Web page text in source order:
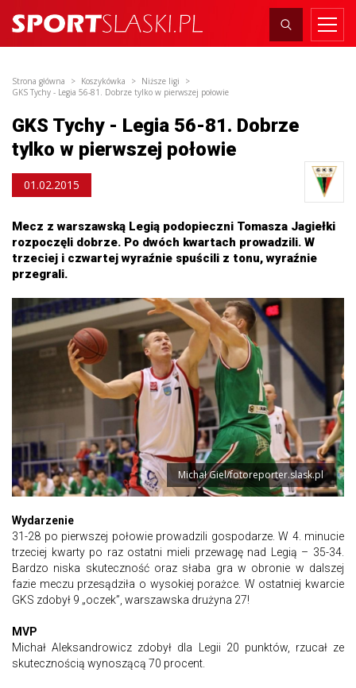
Strona główna Koszykówka
Niższe ligi
GKS Tychy - Legia 56-81. Dobrze tylko w pierwszej połowie
GKS Tychy - Legia 56-81. Dobrze
tylko w pierwszej połowie
01.02.2015
Mecz z warszawską Legią podopieczni Tomasza Jagiełki
rozpoczęli dobrze. Po dwóch kwartach prowadzili. W
trzeciej i czwartej wyraźnie spuścili z tonu, wyraźnie
przegrali.
Michał Giel/fotoreporter.slask.pl
Wydarzenie
31-28 po pierwszej połowie prowadzili gospodarze. W 4. minucie
trzeciej kwarty po raz ostatni mieli przewagę nad Legią – 35-34.
Bardzo niska skuteczność oraz słaba gra w obronie w dalszej
fazie meczu przesądziła o wysokiej porażce. W ostatniej kwarcie
GKS zdobył 9 „oczek”, warszawska drużyna 27!
MVP
Michał Aleksandrowicz zdobył dla Legii 20 punktów, rzucał ze
skutecznością wynoszącą 70 procent.